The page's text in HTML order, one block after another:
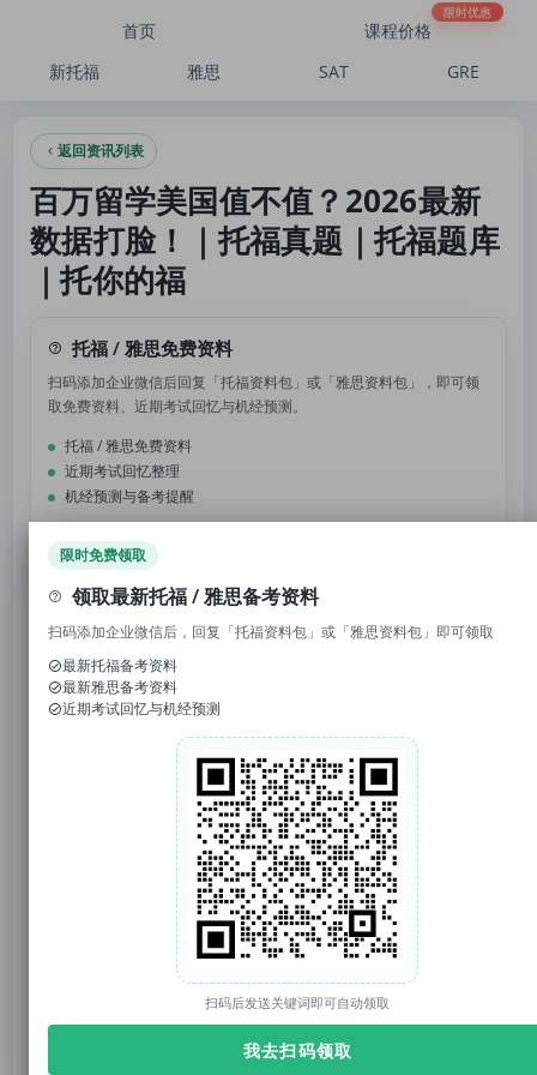
百万留学美国值不值？2026最新数据打脸！｜托福真题｜托福题库｜托你的福
首页 课程价格
限时优惠
新托福 雅思 SAT GRE
返回资讯列表
百万留学美国值不值？2026最新
数据打脸！｜托福真题｜托福题库
｜托你的福
托福 / 雅思免费资料
扫码添加企业微信后回复「托福资料包」或「雅思资料包」，即可领
取免费资料、近期考试回忆与机经预测。
托福 / 雅思免费资料
近期考试回忆整理
机经预测与备考提醒
1. 回复“模考”，免费参加托福/雅思/SAT真题模考
2. 回复考试日期如“0117
官网：tuonidefu.com.cn
打开朋友圈，一半是“海归月薪5千”的焦虑吐槽
“AI替代白领”的末日预言；家长群里更是炸
学费涨得比通胀还快，美国留学是不是成
了冤大头买卖？”“孩子读完本科回来找不到工
百万投入打水漂怎么办？”
限时免费领取
领取最新托福 / 雅思备考资料
扫码添加企业微信后，回复「托福资料包」或「雅思资料包」即可领取
最新托福备考资料
最新雅思备考资料
近期考试回忆与机经预测
扫码后发送关键词即可自动领取
我去扫码领取